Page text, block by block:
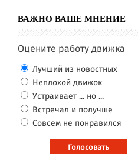
ВАЖНО ВАШЕ МНЕНИЕ
Оцените работу движка
Лучший из новостных
Неплохой движок
Устраивает ... но ...
Встречал и получше
Совсем не понравился